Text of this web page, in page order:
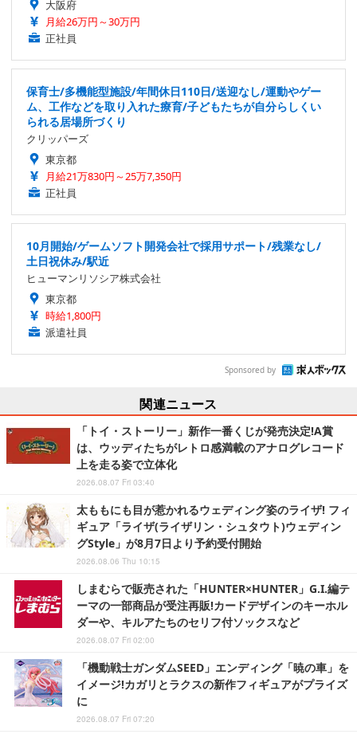
大阪府
月給26万円～30万円
正社員
保育士/多機能型施設/年間休日110日/送迎なし/運動やゲー
ム、工作などを取り入れた療育/子どもたちが自分らしくい
られる居場所づくり
クリッパーズ
東京都
月給21万830円～25万7,350円
正社員
10月開始/ゲームソフト開発会社で採用サポート/残業なし/
土日祝休み/駅近
ヒューマンリソシア株式会社
東京都
時給1,800円
派遣社員
Sponsored by
関連ニュース
「トイ・ストーリー」新作一番くじが発売決定!A賞
は、ウッディたちがレトロ感満載のアナログレコード
上を走る姿で立体化
2026.08.07 Fri 03:40
太ももにも目が惹かれるウェディング姿のライザ! フィ
ギュア「ライザ(ライザリン・シュタウト)ウェディン
グStyle」が8月7日より予約受付開始
2026.08.06 Thu 10:15
しまむらで販売された「HUNTER×HUNTER」G.I.編テ
ーマの一部商品が受注再販!カードデザインのキーホル
ダーや、キルアたちのセリフ付ソックスなど
2026.08.07 Fri 02:00
「機動戦士ガンダムSEED」エンディング「暁の車」を
イメージ!カガリとラクスの新作フィギュアがプライズ
に
2026.08.07 Fri 07:20